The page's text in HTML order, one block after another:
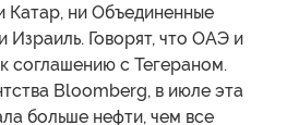
Катар, ни Объединенные
Говорят, что ОАЭ и
соглашению с Тегераном.
Bloomberg, в июле эта
больше нефти, чем все